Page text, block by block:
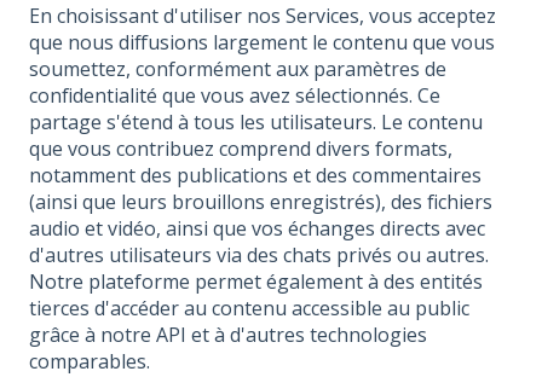
En choisissant d'utiliser nos Services, vous acceptez
que nous diffusions largement le contenu que vous
soumettez, conformément aux paramètres de
confidentialité que vous avez sélectionnés. Ce
partage s'étend à tous les utilisateurs. Le contenu
que vous contribuez comprend divers formats,
notamment des publications et des commentaires
(ainsi que leurs brouillons enregistrés), des fichiers
audio et vidéo, ainsi que vos échanges directs avec
d'autres utilisateurs via des chats privés ou autres.
Notre plateforme permet également à des entités
tierces d'accéder au contenu accessible au public
grâce à notre API et à d'autres technologies
comparables.